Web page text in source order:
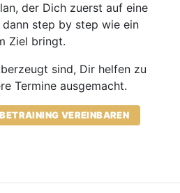
der Dich zuerst auf eine
step by step wie ein
Ziel bringt.
sind, Dir helfen zu
Termine ausgemacht.
VEREINBAREN